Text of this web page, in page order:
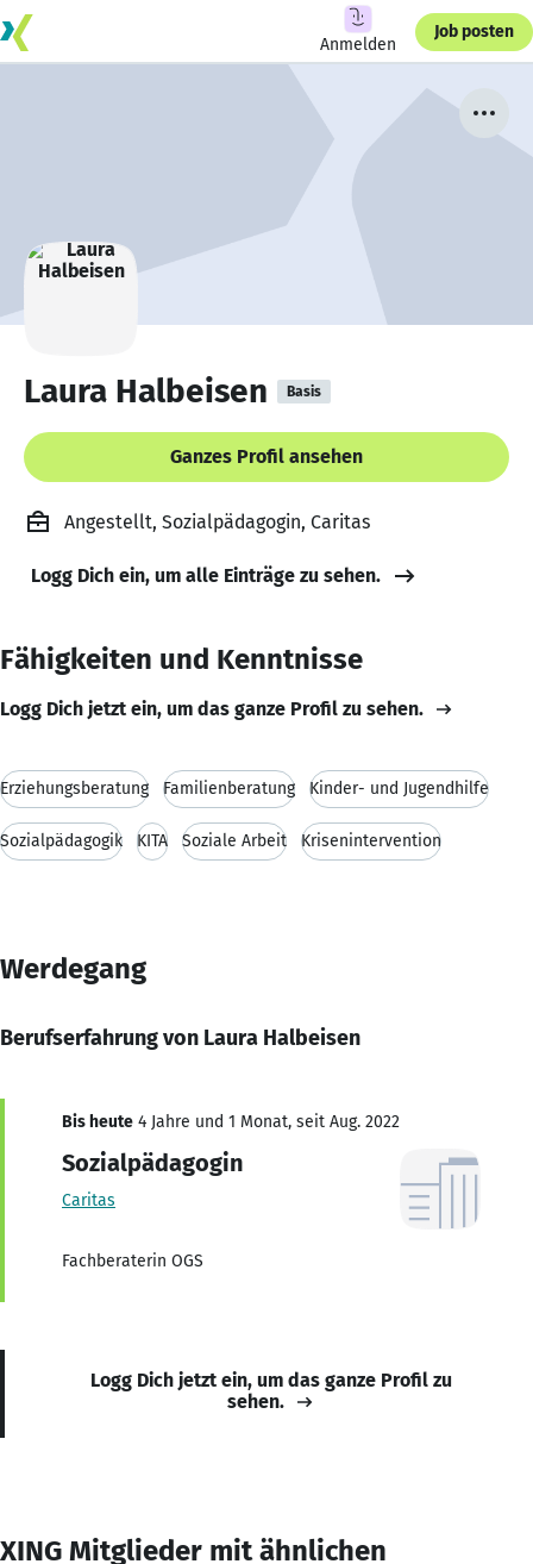
Anmelden
Job posten
Laura Halbeisen Basis
Ganzes Profil ansehen
Angestellt, Sozialpädagogin, Caritas
Logg Dich ein, um alle Einträge zu sehen.
Fähigkeiten und Kenntnisse
Logg Dich jetzt ein, um das ganze Profil zu sehen.
Erziehungsberatung Familienberatung Kinder- und Jugendhilfe
Sozialpädagogik KITA Soziale Arbeit Krisenintervention
Werdegang
Berufserfahrung von Laura Halbeisen
Bis heute 4 Jahre und 1 Monat, seit Aug. 2022
Sozialpädagogin
Caritas
Fachberaterin OGS
Logg Dich jetzt ein, um das ganze Profil zu
sehen.
XING Mitglieder mit ähnlichen